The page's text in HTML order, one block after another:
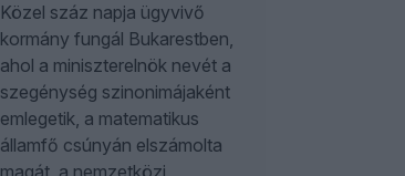
Közel száz napja ügyvivő
kormány fungál Bukarestben,
ahol a miniszterelnök nevét a
szegénység szinonimájaként
emlegetik, a matematikus
államfő csúnyán elszámolta
magát, a nemzetközi